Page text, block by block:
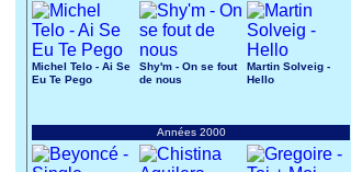
Michel Telo - Ai Se
Eu Te Pego
Shy'm - On se fout
de nous
Martin Solveig -
Hello
Années 2000